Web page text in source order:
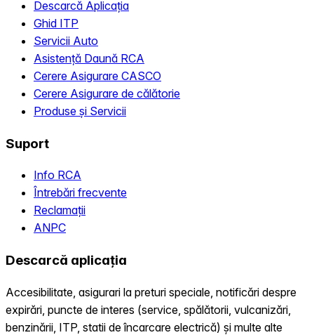
Descarcă Aplicația
Ghid ITP
Servicii Auto
Asistență Daună RCA
Cerere Asigurare CASCO
Cerere Asigurare de călătorie
Produse și Servicii
Suport
Info RCA
Întrebări frecvente
Reclamații
ANPC
Descarcă aplicația
Accesibilitate, asigurari la preturi speciale, notificări despre
expirări, puncte de interes (service, spălătorii, vulcanizări,
benzinării, ITP, statii de încarcare electrică) și multe alte